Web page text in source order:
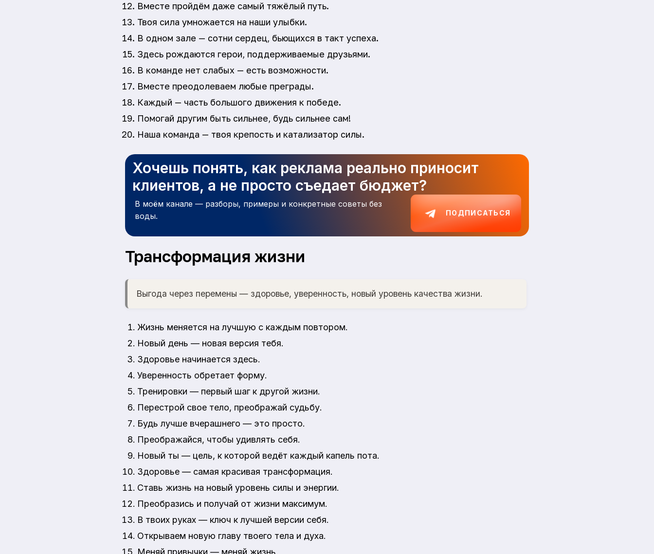
Вместе пройдём даже самый тяжёлый путь.
Твоя сила умножается на наши улыбки.
В одном зале — сотни сердец, бьющихся в такт успеха.
Здесь рождаются герои, поддерживаемые друзьями.
В команде нет слабых — есть возможности.
Вместе преодолеваем любые преграды.
Каждый — часть большого движения к победе.
Помогай другим быть сильнее, будь сильнее сам!
Наша команда — твоя крепость и катализатор силы.
Хочешь понять, как реклама реально приносит
клиентов, а не просто съедает бюджет?
В моём канале — разборы, примеры и конкретные советы без
воды.
ПОДПИСАТЬСЯ
Трансформация жизни
Выгода через перемены — здоровье, уверенность, новый уровень качества жизни.
Жизнь меняется на лучшую с каждым повтором.
Новый день — новая версия тебя.
Здоровье начинается здесь.
Уверенность обретает форму.
Тренировки — первый шаг к другой жизни.
Перестрой свое тело, преображай судьбу.
Будь лучше вчерашнего — это просто.
Преображайся, чтобы удивлять себя.
Новый ты — цель, к которой ведёт каждый капель пота.
Здоровье — самая красивая трансформация.
Ставь жизнь на новый уровень силы и энергии.
Преобразись и получай от жизни максимум.
В твоих руках — ключ к лучшей версии себя.
Открываем новую главу твоего тела и духа.
Меняй привычки — меняй жизнь.